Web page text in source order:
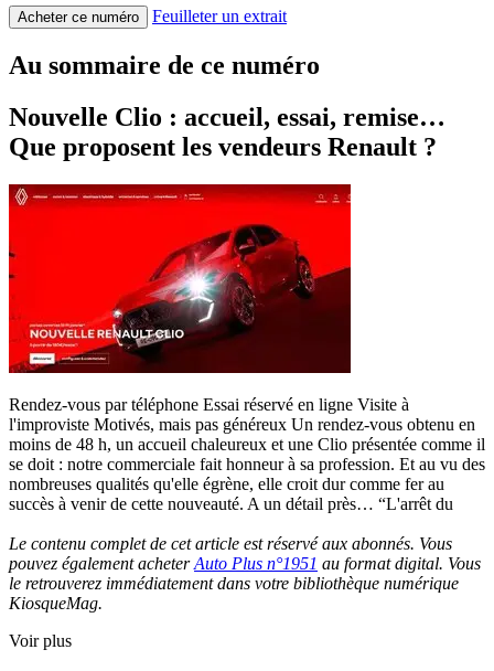
Acheter ce numéro Feuilleter un extrait
Au sommaire de ce numéro
Nouvelle Clio : accueil, essai, remise…
Que proposent les vendeurs Renault ?
Rendez-vous par téléphone Essai réservé en ligne Visite à
l'improviste Motivés, mais pas généreux Un rendez-vous obtenu en
moins de 48 h, un accueil chaleureux et une Clio présentée comme il
se doit : notre commerciale fait honneur à sa profession. Et au vu des
nombreuses qualités qu'elle égrène, elle croit dur comme fer au
succès à venir de cette nouveauté. A un détail près… “L'arrêt du
Le contenu complet de cet article est réservé aux abonnés. Vous
pouvez également acheterAuto Plus n°1951 au format digital. Vous
le retrouverez immédiatement dans votre bibliothèque numérique
KiosqueMag.
Voir plus